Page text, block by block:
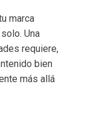
marca
Una
requiere,
bien
más allá